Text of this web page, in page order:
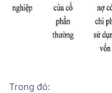
Trong đó: